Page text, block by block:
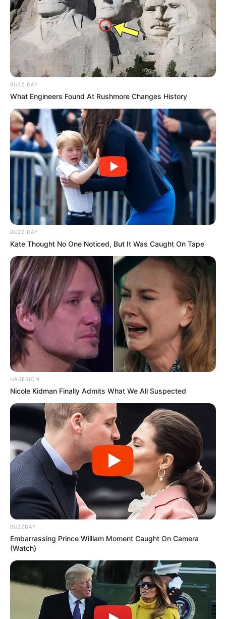
BUZZ DAY
What Engineers Found At Rushmore Changes History
BUZZ DAY
Kate Thought No One Noticed, But It Was Caught On Tape
HABERION
Nicole Kidman Finally Admits What We All Suspected
BUZZDAY
Embarrassing Prince William Moment Caught On Camera
(Watch)